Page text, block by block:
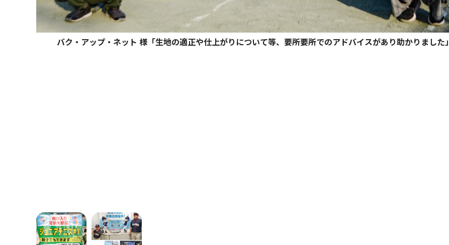
バク・アップ・ネット 様「生地の適正や仕上がりについて等、要所要所でのアドバイスがあり助かりました」